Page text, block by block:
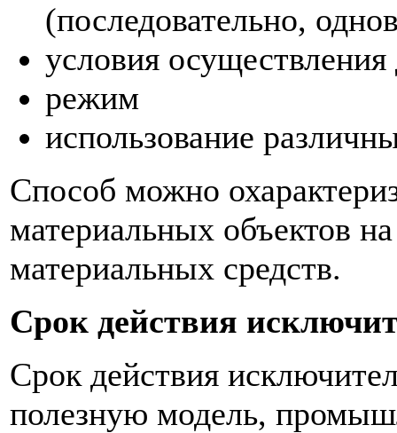
(последовательно,
условия осуществления
режим
использование
Способ можно
материальных объектов
материальных средств.
Срок действия
Срок действия
полезную модель,